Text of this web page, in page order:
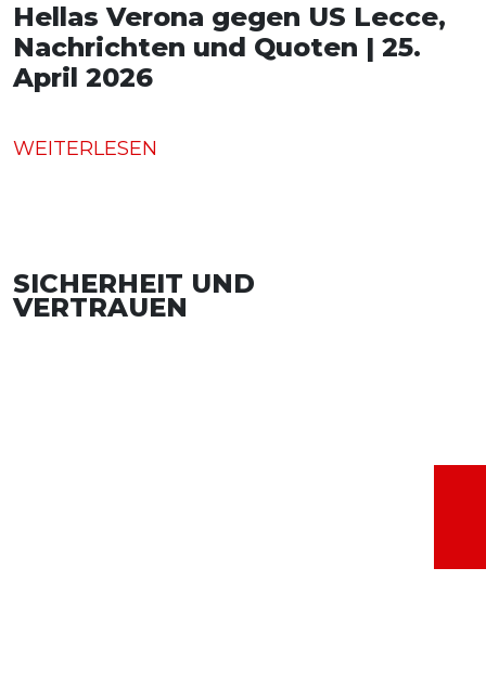
Hellas Verona gegen US Lecce,
Nachrichten und Quoten | 25.
April 2026
WEITERLESEN
SICHERHEIT UND
VERTRAUEN